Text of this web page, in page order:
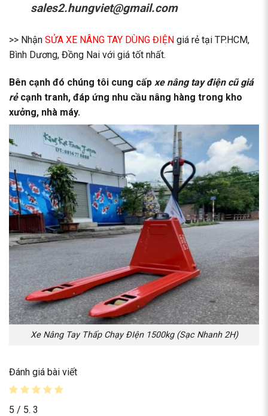
sales2.hungviet@gmail.com
>> Nhận SỬA XE NÂNG TAY DÙNG ĐIỆN giá rẻ tại TP.HCM,
Bình Dương, Đồng Nai với giá tốt nhất.
Bên cạnh đó chúng tôi cung cấp xe nâng tay điện cũ giá
rẻcạnh tranh, đáp ứng nhu cầu nâng hàng trong kho
xưởng, nhà máy.
Xe Nâng Tay Thấp Chạy ĐIện 1500kg (Sạc Nhanh 2H)
Đánh giá bài viết
5 / 5. 3